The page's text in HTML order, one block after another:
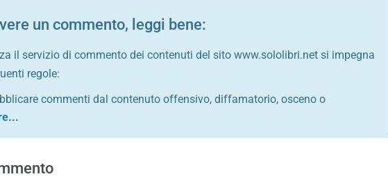
un commento, leggi bene:
il servizio di commento dei contenuti del sito www.sololibri.net si impegna
regole:
commenti dal contenuto offensivo, diffamatorio, osceno o
alle leggi dello Stato italiano e di quelle internazionali
in tono sacrilego, sarcastico, denigratorio e sbeffeggiatorio
commenti contrari al rispetto dell'ordine pubblico